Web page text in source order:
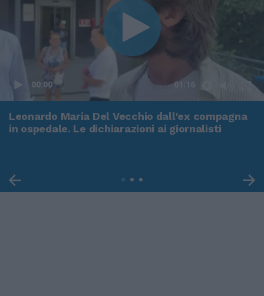
00:00 01:16
Leonardo Maria Del Vecchio dall'ex compagna
in ospedale. Le dichiarazioni ai giornalisti